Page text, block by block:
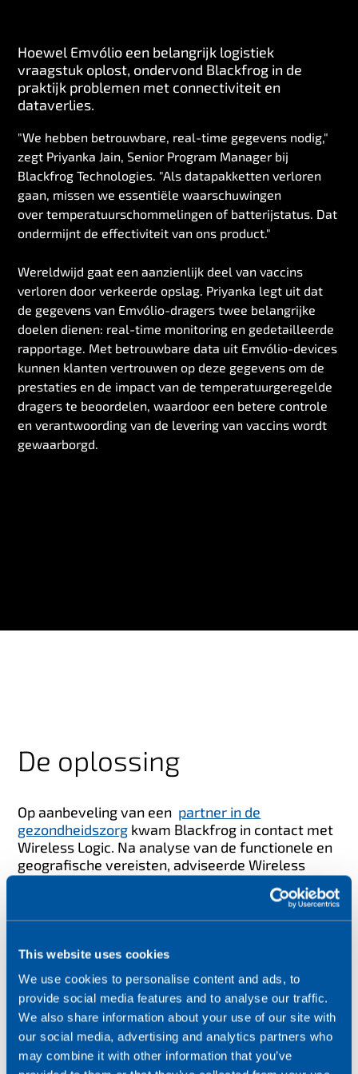
This website uses cookies
We use cookies to personalise content and ads, to
provide social media features and to analyse our traffic.
We also share information about your use of our site with
our social media, advertising and analytics partners who
may combine it with other information that you’ve
Hoewel Emvólio een belangrijk logistiek
vraagstuk oplost, ondervond Blackfrog in de
praktijk problemen met connectiviteit en
dataverlies.
"We hebben betrouwbare, real-time gegevens nodig,"
zegt Priyanka Jain, Senior Program Manager bij
Blackfrog Technologies. "Als datapakketten verloren
gaan, missen we essentiële waarschuwingen
over temperatuurschommelingen of batterijstatus. Dat
ondermijnt de effectiviteit van ons product."
Wereldwijd gaat een aanzienlijk deel van vaccins
verloren door verkeerde opslag. Priyanka legt uit dat
de gegevens van Emvólio-dragers twee belangrijke
doelen dienen: real-time monitoring en gedetailleerde
rapportage. Met betrouwbare data uit Emvólio-devices
kunnen klanten vertrouwen op deze gegevens om de
prestaties en de impact van de temperatuurgeregelde
dragers te beoordelen, waardoor een betere controle
en verantwoording van de levering van vaccins wordt
gewaarborgd.
De oplossing
Op aanbeveling van een partner in de
gezondheidszorg kwam Blackfrog in contact met
Wireless Logic. Na analyse van de functionele en
geografische vereisten, adviseerde Wireless
IoT ontwikkelde netwerk. De infrastructuur – met
geografisch verspreide mobiele kernen en lokale
netwerk-breakouts – levert robuuste, wereldwijd
conforme connectiviteit voor kritieke toepassingen
zoals Emvólio.
SIMPro biedt centraal, veilig en schaalbaar beheer van